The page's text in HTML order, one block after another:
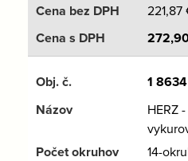
221,87
1
HERZ
14-